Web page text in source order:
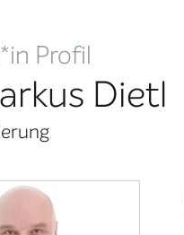
Profil
Dietl